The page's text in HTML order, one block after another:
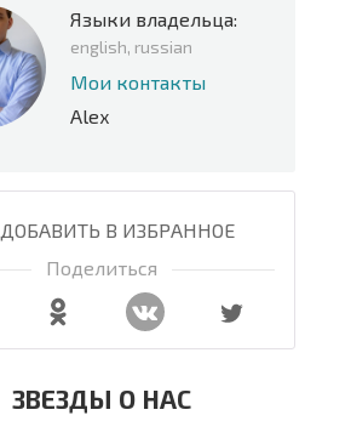
Языки владельца:
english, russian
Мои контакты
Alex
ДОБАВИТЬ В ИЗБРАННОЕ
Поделиться
ЗВЕЗДЫ О НАС